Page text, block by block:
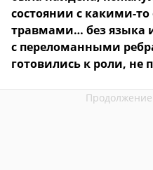
состоянии с какими-
травмами… без языка
с переломанными
готовились к роли, не